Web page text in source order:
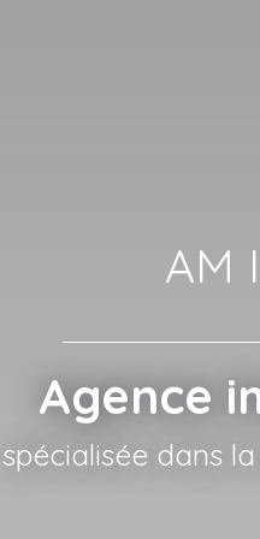
AM
Agence
dans la